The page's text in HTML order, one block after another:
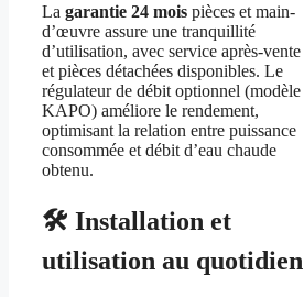
La garantie 24 mois pièces et main-
d’œuvre assure une tranquillité
d’utilisation, avec service après-vente
et pièces détachées disponibles. Le
régulateur de débit optionnel (modèle
KAPO) améliore le rendement,
optimisant la relation entre puissance
consommée et débit d’eau chaude
obtenu.
🛠️ Installation et
utilisation au quotidien